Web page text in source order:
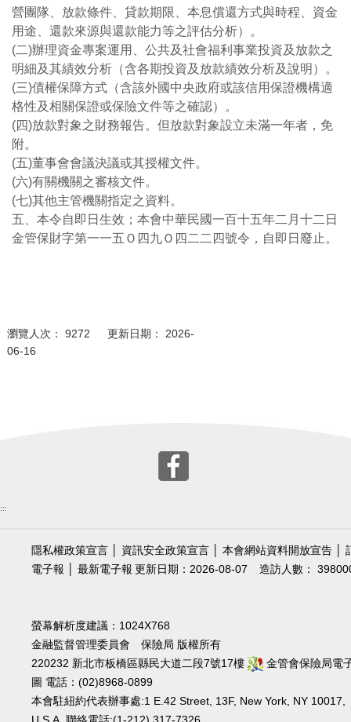
營團隊、放款條件、貸款期限、本息償還方式與時程、資金
用途、還款來源與還款能力等之評估分析）。
(二)辦理資金專案運用、公共及社會福利事業投資及放款之
明細及其績效分析（含各期投資及放款績效分析及說明）。
(三)債權保障方式（含該外國中央政府或該信用保證機構適
格性及相關保證或保險文件等之確認）。
(四)放款對象之財務報告。但放款對象設立未滿一年者，免
附。
(五)董事會會議決議或其授權文件。
(六)有關機關之審核文件。
(七)其他主管機關指定之資料。
五、本令自即日生效；本會中華民國一百十五年二月十二日
金管保財字第一一五Ｏ四九Ｏ四二二四號令，自即日廢止。
瀏覽人次： 9272 更新日期： 2026-
06-16
:::
隱私權政策宣言 資訊安全政策宣言 本會網站資料開放宣告
電子報
最新電子報 造訪人數：
更新日期：2026-08-07
螢幕解析度建議：1024X768
金融監督管理委員會 保險局 版權所有
220232 新北市板橋區縣民大道二段7號17樓
金管會保險局電
圖 電話：(02)8968-0899
本會駐紐約代表辦事處:1 E.42 Street, 13F, New York, NY 10017,